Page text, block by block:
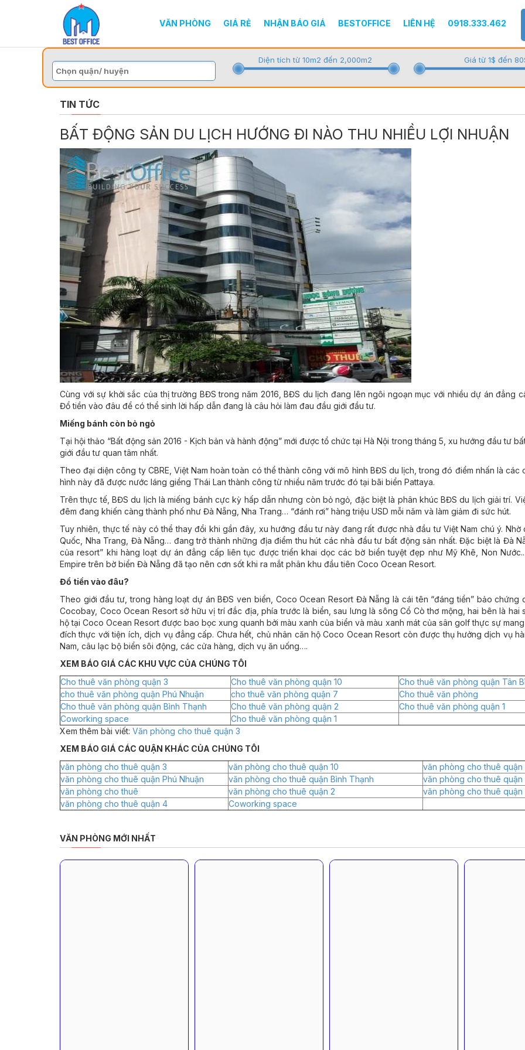
VĂN PHÒNG GIÁ RẺ NHẬN BÁO GIÁ BESTOFFICE LIÊN HỆ 0918.333.462
Diện tích từ 10m2 đến 2,000m2 Giá từ 1$ đến
TIN TỨC
BẤT ĐỘNG SẢN DU LỊCH HƯỚNG ĐI NÀO THU NHIỀU LỢI NHUẬN
Cùng với sự khởi sắc của thị trường BĐS trong năm 2016, BĐS du lịch đang lên ngôi ngoạn mục với nhiều dự án đẳng
Đổ tiền vào đâu để có thể sinh lời hấp dẫn đang là câu hỏi làm đau đầu giới đầu tư.
Miếng bánh còn bỏ ngỏ
Tại hội thảo “Bất động sản 2016 - Kịch bản và hành động” mới được tổ chức tại Hà Nội trong tháng 5, xu hướng đầu tư
giới đầu tư quan tâm nhất.
Theo đại diện công ty CBRE, Việt Nam hoàn toàn có thể thành công với mô hình BĐS du lịch, trong đó điểm nhấn là
hình này đã được nước láng giềng Thái Lan thành công từ nhiều năm trước đó tại bãi biển Pattaya.
Trên thực tế, BĐS du lịch là miếng bánh cực kỳ hấp dẫn nhưng còn bỏ ngỏ, đặc biệt là phân khúc BĐS du lịch giải trí.
đêm đang khiến càng thành phố như Đà Nẵng, Nha Trang… “đánh rơi” hàng triệu USD mỗi năm và làm giảm đi sức hút.
Tuy nhiên, thực tế này có thể thay đổi khi gần đây, xu hướng đầu tư này đang rất được nhà đầu tư Việt Nam chú ý.
Quốc, Nha Trang, Đà Nẵng… đang trở thành những địa điểm thu hút các nhà đầu tư bất động sản nhất. Đặc biệt là Đà
của resort” khi hàng loạt dự án đẳng cấp liên tục được triển khai dọc các bờ biển tuyệt đẹp như Mỹ Khê, Non
Empire trên bờ biển Đà Nẵng đã tạo nên cơn sốt khi ra mắt phân khu đầu tiên Coco Ocean Resort.
Đổ tiền vào đâu?
Theo giới đầu tư, trong hàng loạt dự án BĐS ven biển, Coco Ocean Resort Đà Nẵng là cái tên “đáng tiền” bảo chứng
Cocobay, Coco Ocean Resort sở hữu vị trí đắc địa, phía trước là biển, sau lưng là sông Cổ Cò thơ mộng, hai bên là
hộ tại Coco Ocean Resort được bao bọc xung quanh bởi màu xanh của biển và màu xanh mát của sân golf thực sự
đích thực với tiện ích, dịch vụ đẳng cấp. Chưa hết, chủ nhân căn hộ Coco Ocean Resort còn được thụ hưởng dịch vụ
Nam, câu lạc bộ biển sôi động, các cửa hàng, dịch vụ ăn uống….
XEM BÁO GIÁ CÁC KHU VỰC CỦA CHÚNG TÔI
Cho thuê văn phòng quận 3
Cho thuê văn phòng quận 10
Cho thuê văn phòng quận Tân
cho thuê văn phòng quận Phú Nhuận
cho thuê văn phòng quận 7
Cho thuê văn phòng
Cho thuê văn phòng quận Bình Thạnh
Cho thuê văn phòng quận 2
Cho thuê văn phòng quận 1
Coworking space
Cho thuê văn phòng quận 1
Xem thêm bài viết: Văn phòng cho thuê quận 3
XEM BÁO GIÁ CÁC QUẬN KHÁC CỦA CHÚNG TÔI
văn phòng cho thuê quận 3
văn phòng cho thuê quận 10
văn phòng cho thuê quận
văn phòng cho thuê quận Phú Nhuận
văn phòng cho thuê quận Bình Thạnh
văn phòng cho thuê quận
văn phòng cho thuê
văn phòng cho thuê quận 2
văn phòng cho thuê quận
văn phòng cho thuê quận 4
Coworking space
VĂN PHÒNG MỚI NHẤT